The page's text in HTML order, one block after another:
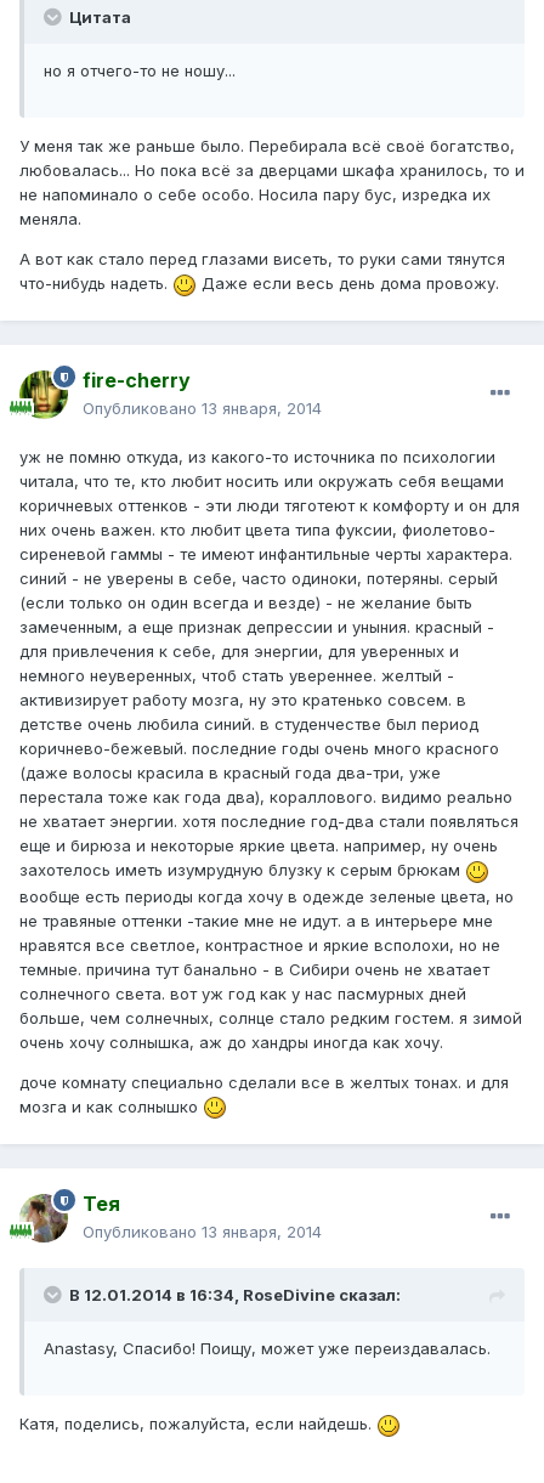
Цитата
но я отчего-то не ношу...
У меня так же раньше было. Перебирала всё своё богатство,
любовалась... Но пока всё за дверцами шкафа хранилось, то и
не напоминало о себе особо. Носила пару бус, изредка их
меняла.
А вот как стало перед глазами висеть, то руки сами тянутся
что-нибудь надеть.
Даже если весь день дома провожу.
fire-cherry
Опубликовано 13 января, 2014
уж не помню откуда, из какого-то источника по психологии
читала, что те, кто любит носить или окружать себя вещами
коричневых оттенков - эти люди тяготеют к комфорту и он для
них очень важен. кто любит цвета типа фуксии, фиолетово-
сиреневой гаммы - те имеют инфантильные черты характера.
синий - не уверены в себе, часто одиноки, потеряны. серый
(если только он один всегда и везде) - не желание быть
замеченным, а еще признак депрессии и уныния. красный -
для привлечения к себе, для энергии, для уверенных и
немного неуверенных, чтоб стать увереннее. желтый -
активизирует работу мозга, ну это кратенько совсем. в
детстве очень любила синий. в студенчестве был период
коричнево-бежевый. последние годы очень много красного
(даже волосы красила в красный года два-три, уже
перестала тоже как года два), кораллового. видимо реально
не хватает энергии. хотя последние год-два стали появляться
еще и бирюза и некоторые яркие цвета. например, ну очень
захотелось иметь изумрудную блузку к серым брюкам
вообще есть периоды когда хочу в одежде зеленые цвета, но
не травяные оттенки -такие мне не идут. а в интерьере мне
нравятся все светлое, контрастное и яркие всполохи, но не
темные. причина тут банально - в Сибири очень не хватает
солнечного света. вот уж год как у нас пасмурных дней
больше, чем солнечных, солнце стало редким гостем. я зимой
очень хочу солнышка, аж до хандры иногда как хочу.
доче комнату специально сделали все в желтых тонах. и для
мозга и как солнышко
Тея
Опубликовано 13 января, 2014
В 12.01.2014 в 16:34, RoseDivine сказал:
Anastasy, Спасибо! Поищу, может уже переиздавалась.
Катя, поделись, пожалуйста, если найдешь.